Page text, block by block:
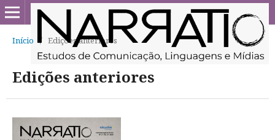
Início / Edições anteriores
Edições anteriores